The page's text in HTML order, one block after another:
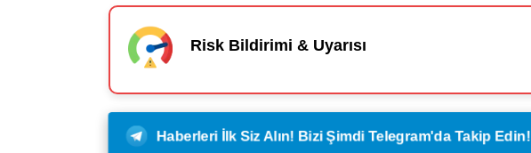
Risk Bildirimi & Uyarısı
Haberleri İlk Siz Alın! Bizi Şimdi Telegram'da Takip Edin!